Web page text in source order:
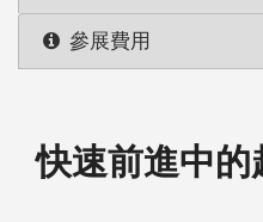
參展費用
快速前進中的